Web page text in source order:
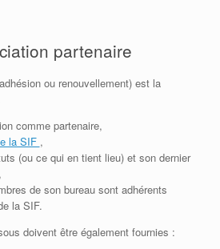
partenaire
ou renouvellement) est la
comme partenaire,
la SIF ,
(ou ce qui en tient lieu) et son dernier
de son bureau sont adhérents
la SIF.
doivent être également fournies :